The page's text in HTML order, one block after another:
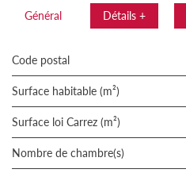
Général Détails +
Code postal
Surface habitable (m²)
Surface loi Carrez (m²)
Nombre de chambre(s)